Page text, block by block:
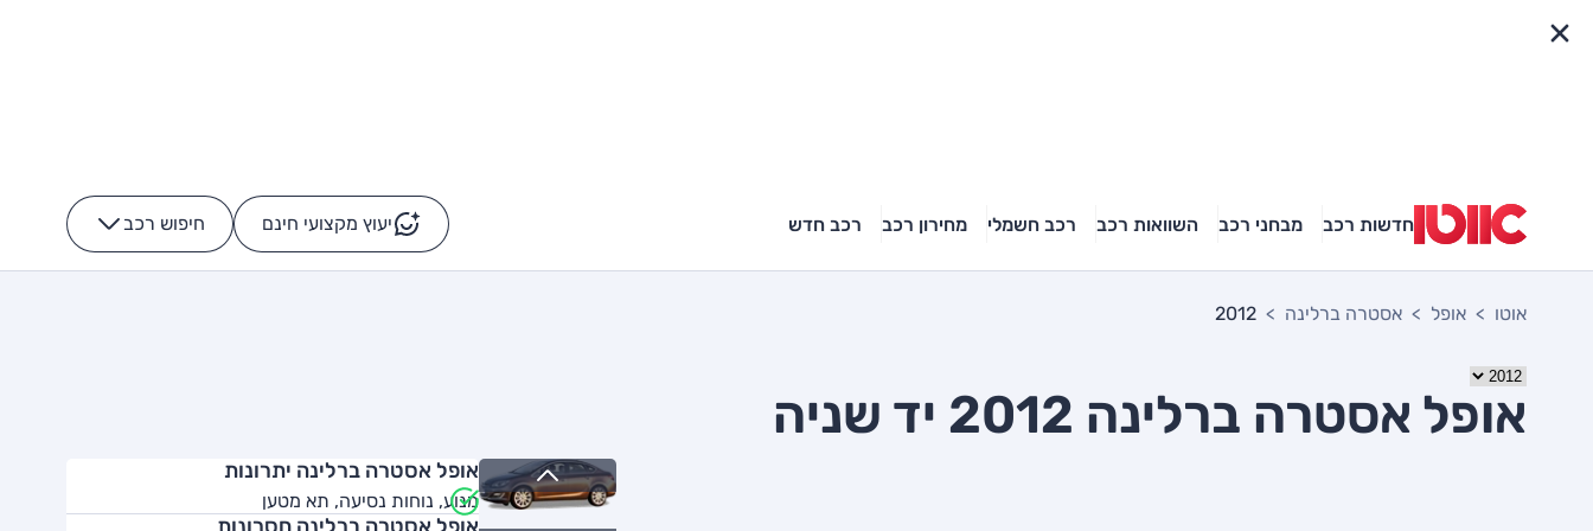
חדשות רכב מבחני רכב השוואות רכב רכב חשמלי מחירון רכב רכב חדש יעוץ מקצועי חינם חיפוש רכב -
אוטו אופל אסטרה ברלינה 2012
אופל אסטרה ברלינה 2012 יד שניה
אופל אסטרה ברלינה יתרונות
מנוע, נוחות נסיעה, תא מטען